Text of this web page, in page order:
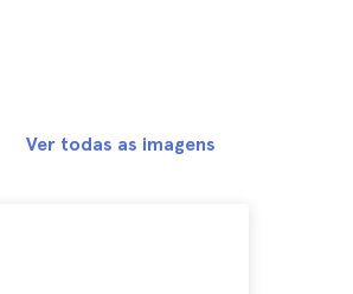
Ver todas as imagens